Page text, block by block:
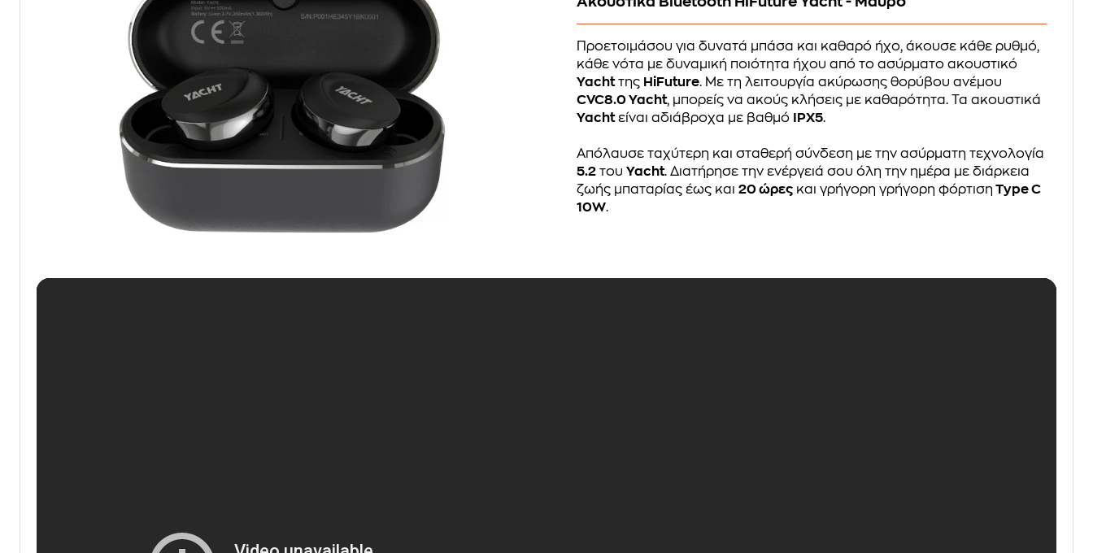
Προετοιμάσου για δυνατά μπάσα και καθαρό ήχο, άκουσε κάθε ρυθμό,
κάθε νότα με δυναμική ποιότητα ήχου από το ασύρματο ακουστικό
Yachtτης HiFuture. Mε τη λειτουργία ακύρωσης θορύβου ανέμου
CVC8.0 Yacht, μπορείς να ακούς κλήσεις με καθαρότητα. Τα ακουστικά
Yachtείναι αδιάβροχα με βαθμό IPX5.
Απόλαυσε ταχύτερη και σταθερή σύνδεση με την ασύρματη τεχνολογία
5.2 τουYacht. Διατήρησε την ενέργειά σου όλη την ημέρα με διάρκεια
ζωής μπαταρίας έως και20 ώρες και γρήγορη γρήγορη φόρτιση Type C
10W.